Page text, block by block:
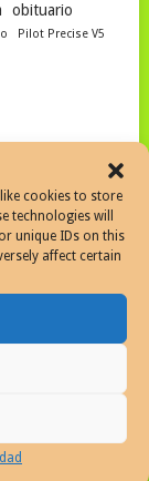
cookies to store
technologies will
unique IDs on this
affect certain
obituario
Pilot Precise V5